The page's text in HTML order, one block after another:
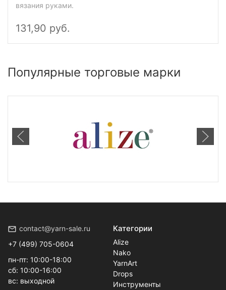
вязания руками.
131,90 руб.
Популярные торговые марки
contact@yarn-sale.ru
+7 (499) 705-0604
пн-пт: 10:00-18:00
сб: 10:00-16:00
вс: выходной
Категории
Alize
Nako
YarnArt
Drops
Инструменты